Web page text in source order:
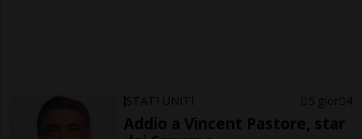
STATI UNITI 5 gior 4
Addio a Vincent Pastore, star